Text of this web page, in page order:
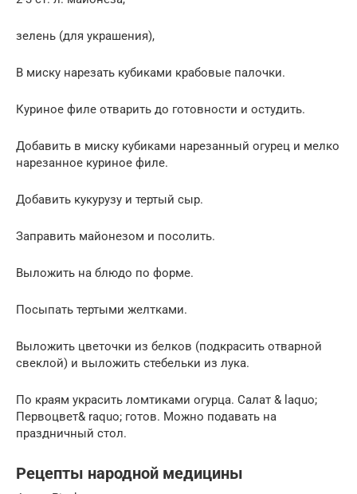
зелень (для украшения),
В миску нарезать кубиками крабовые палочки.
Куриное филе отварить до готовности и остудить.
Добавить в миску кубиками нарезанный огурец и мелко
нарезанное куриное филе.
Добавить кукурузу и тертый сыр.
Заправить майонезом и посолить.
Выложить на блюдо по форме.
Посыпать тертыми желтками.
Выложить цветочки из белков (подкрасить отварной
свеклой) и выложить стебельки из лука.
По краям украсить ломтиками огурца. Салат & laquo;
Первоцвет& raquo; готов. Можно подавать на
праздничный стол.
Рецепты народной медицины